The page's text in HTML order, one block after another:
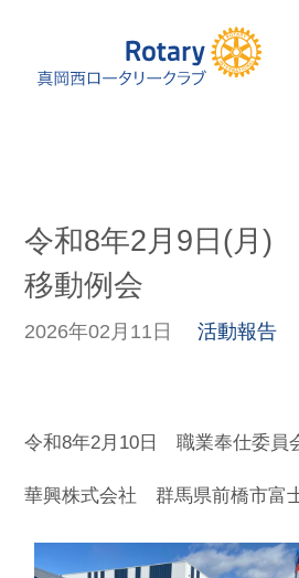
令和8年2月9日(月
移動例会
2026年02月11日 活動報告
令和8年2月10日 職業奉仕委
華興株式会社 群馬県前橋市富
会員紹介
資料室
お問合せ
HOME